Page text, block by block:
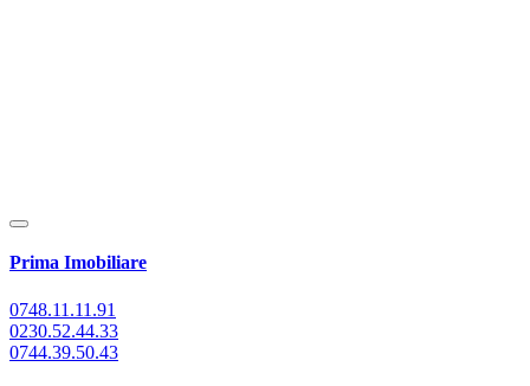
Prima Imobiliare
0748.11.11.91
0230.52.44.33
0744.39.50.43